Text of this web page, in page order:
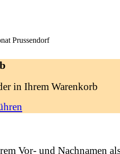
Prussendorf
in Ihrem Warenkorb
Vor- und Nachnamen